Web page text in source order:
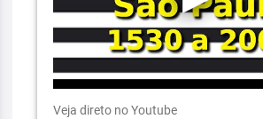
Veja direto no Youtube